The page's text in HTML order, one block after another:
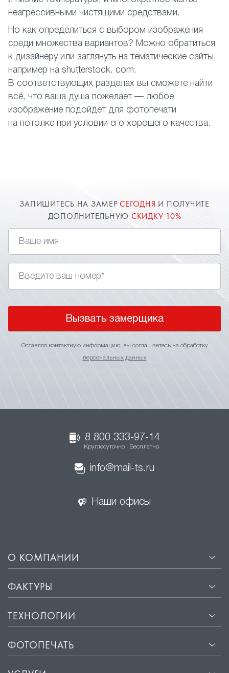
неагрессивными чистящими средствами.
Но как определиться с выбором изображения
среди множества вариантов? Можно обратиться
к дизайнеру или заглянуть на тематические сайты,
например на shutterstock. com.
В соответствующих разделах вы сможете найти
всё, что ваша душа пожелает — любое
изображение подойдет для фотопечати
на потолке при условии его хорошего качества.
ЗАПИШИТЕСЬ НА ЗАМЕРСЕГОДНЯ И ПОЛУЧИТЕ
ДОПОЛНИТЕЛЬНУЮ СКИДКУ 10%
Вызвать замерщика
Оставляя контактную информацию, вы соглашаетесь на обработку
персональных данных
8 800 333-97-14
Круглосуточно | Бесплатно
info@mail-ts.ru
Наши офисы
О КОМПАНИИ
ФАКТУРЫ
ТЕХНОЛОГИИ
ФОТОПЕЧАТЬ